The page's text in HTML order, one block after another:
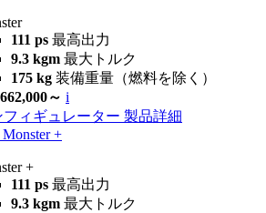
111 ps 最高出力
9.3 kgm 最大トルク
175 kg 装備重量（燃料を除く）
～ i
フィギュレーター 製品詳細
Monster +
+
111 ps 最高出力
9.3 kgm 最大トルク